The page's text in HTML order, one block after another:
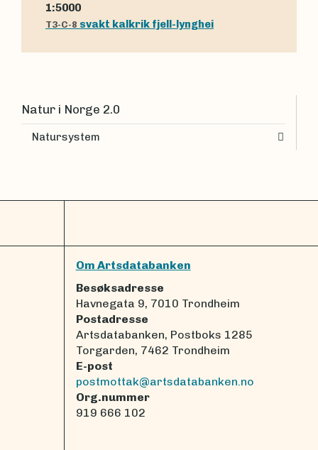
1:5000
T3-C-8 svakt kalkrik fjell-lynghei
Natur i Norge 2.0
Natursystem
Om Artsdatabanken
Besøksadresse
Havnegata 9, 7010 Trondheim
Postadresse
Artsdatabanken, Postboks 1285
Torgarden, 7462 Trondheim
E-post
postmottak@artsdatabanken.no
Org.nummer
919 666 102